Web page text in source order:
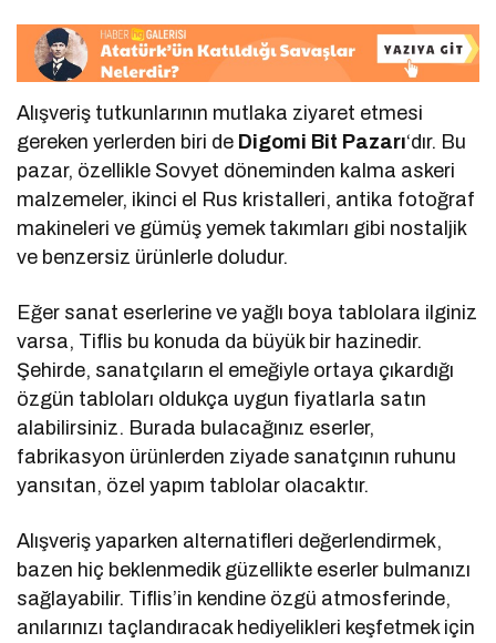
Alışveriş tutkunlarının mutlaka ziyaret etmesi
gereken yerlerden biri de Digomi Bit Pazarı‘dır. Bu
pazar, özellikle Sovyet döneminden kalma askeri
malzemeler, ikinci el Rus kristalleri, antika fotoğraf
makineleri ve gümüş yemek takımları gibi nostaljik
ve benzersiz ürünlerle doludur.
Eğer sanat eserlerine ve yağlı boya tablolara ilginiz
varsa, Tiflis bu konuda da büyük bir hazinedir.
Şehirde, sanatçıların el emeğiyle ortaya çıkardığı
özgün tabloları oldukça uygun fiyatlarla satın
alabilirsiniz. Burada bulacağınız eserler,
fabrikasyon ürünlerden ziyade sanatçının ruhunu
yansıtan, özel yapım tablolar olacaktır.
Alışveriş yaparken alternatifleri değerlendirmek,
bazen hiç beklenmedik güzellikte eserler bulmanızı
sağlayabilir. Tiflis’in kendine özgü atmosferinde,
anılarınızı taçlandıracak hediyelikleri keşfetmek için